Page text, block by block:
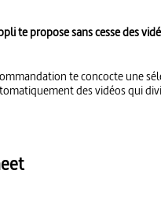
te propose sans cesse des
te concocte une
des vidéos qui